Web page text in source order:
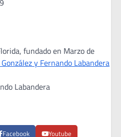
fundado en Marzo de
y Fernando Labandera
Labandera
Facebook Youtube